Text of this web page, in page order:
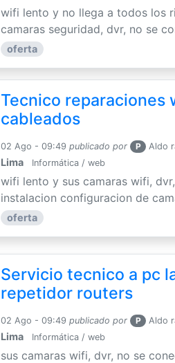
wifi lento y no llega a todos los
camaras seguridad, dvr, no se
oferta
Tecnico
cableados
02 Ago - 09:49 publicado por P Aldo
Lima Informática / web
wifi lento y sus camaras wifi,
instalacion configuracion de
oferta
Servicio tecnico a pc
repetidor routers
02 Ago - 09:49 publicado por P Aldo
Lima Informática / web
sus camaras wifi, dvr, no se